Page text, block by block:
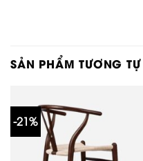
SẢN PHẨM TƯƠNG TỰ
-21%